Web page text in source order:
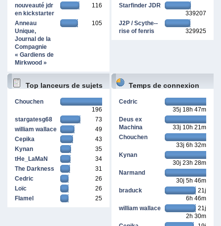
nouveauté jdr
en kickstarter
116
Anneau
Unique,
Journal de la
Compagnie
« Gardiens de
Mirkwood »
105
Starfinder JDR
339207
J2P / Scythe--
rise of fenris
329925
Top lanceurs de sujets
Chouchen
196
stargatesg68
73
william wallace
49
Cepika
43
Kynan
35
tHe_LaMaN
34
The Darkness
31
Cedric
26
Loïc
26
Flamel
25
Temps de connexion
Cedric
35j 18h 47m
Deus ex
Machina
33j 10h 21m
Chouchen
33j 6h 32m
Kynan
30j 23h 28m
Narmand
30j 5h 46m
braduck
21j
6h 46m
william wallace
21j
2h 30m